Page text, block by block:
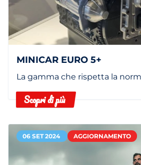
MINICAR EURO 5+
La gamma che rispetta la
Scopri di più
06 SET 2024 AGGIORNAMENTO